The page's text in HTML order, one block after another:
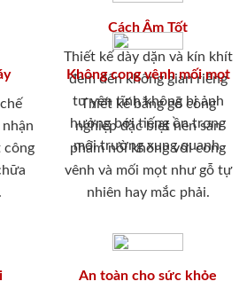
Cách Âm Tốt
Thiết kế dày dặn và kín khít
đem đến không gian riêng
tư yên tĩnh không bị ảnh
hưởng bới tiếng ồn trong
môi trường xung quanh.
công
Không cong vênh mối mọt
Thiết kế bằng gỗ công
nghiệp đặc biệt nên sản
phẩm nói không với cong
vênh và mối mọt như gỗ tự
nhiên hay mắc phải.
An toàn cho sức khỏe